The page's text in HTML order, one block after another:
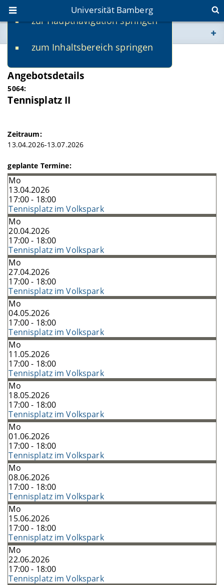
zur Hauptnavigation springen
zum Inhaltsbereich springen
Universität Bamberg
www.uni-bamberg.de
univis.uni-bamberg.de
SS 2026
Angebotsdetails
5064:
Tennisplatz II
Zeitraum:
13.04.2026-13.07.2026
geplante Termine:
Mo
13.04.2026
17:00 - 18:00
Tennisplatz im Volkspark
Mo
20.04.2026
17:00 - 18:00
Tennisplatz im Volkspark
Mo
27.04.2026
17:00 - 18:00
Tennisplatz im Volkspark
Mo
04.05.2026
17:00 - 18:00
Tennisplatz im Volkspark
Mo
11.05.2026
17:00 - 18:00
Tennisplatz im Volkspark
Mo
18.05.2026
17:00 - 18:00
Tennisplatz im Volkspark
Mo
01.06.2026
17:00 - 18:00
Tennisplatz im Volkspark
Mo
08.06.2026
17:00 - 18:00
Tennisplatz im Volkspark
Mo
15.06.2026
17:00 - 18:00
Tennisplatz im Volkspark
Mo
22.06.2026
17:00 - 18:00
Tennisplatz im Volkspark